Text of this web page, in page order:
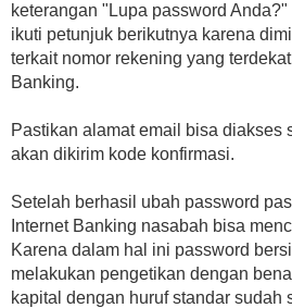
keterangan "Lupa password
ikuti petunjuk berikutnya karena
terkait nomor rekening yang
Banking.
Pastikan alamat email bisa diakses
akan dikirim kode konfirmasi.
Setelah berhasil ubah password
Internet Banking nasabah bisa
Karena dalam hal ini password
melakukan pengetikan dengan
kapital dengan huruf standar sudah